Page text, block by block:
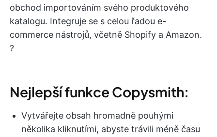
obchod importováním svého produktového
katalogu. Integruje se s celou řadou e-
commerce nástrojů, včetně Shopify a Amazon.
?️
Nejlepší funkce Copysmith:
Vytvářejte obsah hromadně pouhými
několika kliknutími, abyste trávili méně času